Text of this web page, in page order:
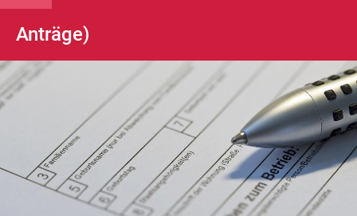
Anträge)